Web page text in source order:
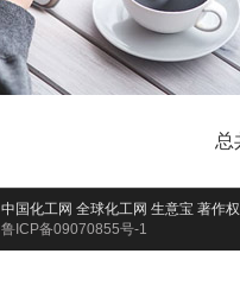
总
中国化工网 全球化工网 生意宝 著作权
鲁ICP备09070855号-1